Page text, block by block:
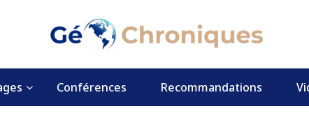
Conférences Recommandations